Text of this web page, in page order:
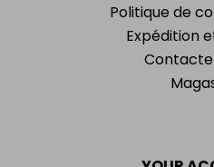
Politique de
Expédition